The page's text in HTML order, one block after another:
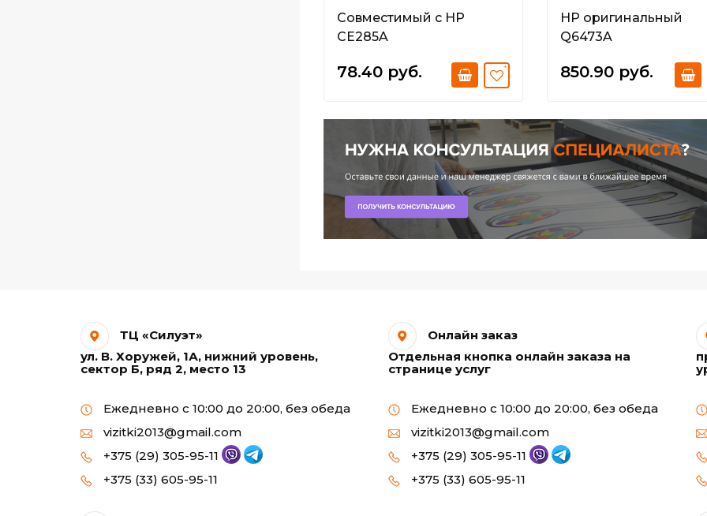
принтеров А4
Фотобумага ГЛЯНЕЦ
принтеров А4
Фотобумага для
струйных принтеров
формата А3
Совместимый с HP
CE285A
78.40 руб.
HP оригинальный
Q6473A
850.90 руб.
ТЦ «Силуэт»
ул. В. Хоружей, 1А, нижний уровень,
сектор Б, ряд 2, место 13
Ежедневно с 10:00 до 20:00, без обеда
vizitki2013@gmail.com
+375 (29) 305-95-11
+375 (33) 605-95-11
Онлайн заказ
Отдельная кнопка онлайн заказа на
странице услуг
Ежедневно с 10:00 до 20:00, без обеда
vizitki2013@gmail.com
+375 (29) 305-95-11
+375 (33) 605-95-11